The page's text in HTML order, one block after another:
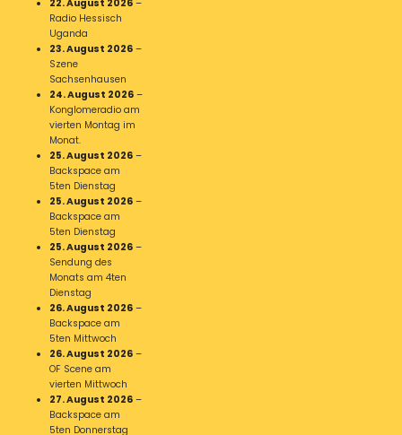
22. August 2026 –
Radio Hessisch
Uganda
23. August 2026 –
Szene
Sachsenhausen
24. August 2026 –
Konglomeradio am
vierten Montag im
Monat.
25. August 2026 –
Backspace am
5ten Dienstag
25. August 2026 –
Backspace am
5ten Dienstag
25. August 2026 –
Sendung des
Monats am 4ten
Dienstag
26. August 2026 –
Backspace am
5ten Mittwoch
26. August 2026 –
OF Scene am
vierten Mittwoch
27. August 2026 –
Backspace am
5ten Donnerstag